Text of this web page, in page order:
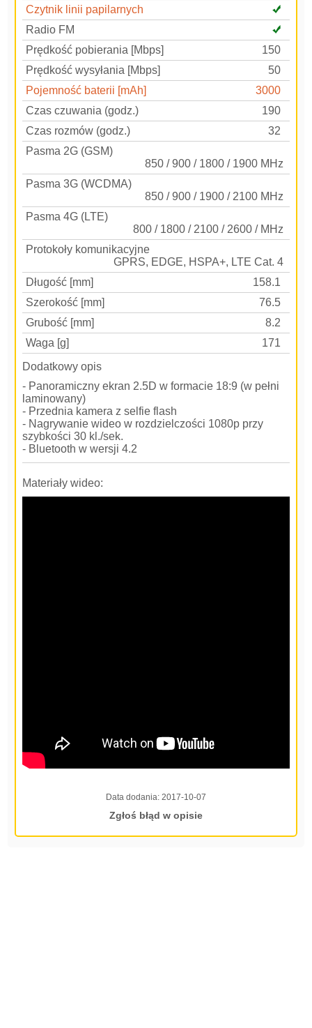
Czytnik linii papilarnych
Radio FM
Prędkość pobierania [Mbps]
150
Prędkość wysyłania [Mbps]
50
Pojemność baterii [mAh]
3000
Czas czuwania (godz.)
190
Czas rozmów (godz.)
32
Pasma 2G (GSM)
850 / 900 / 1800 / 1900 MHz
Pasma 3G (WCDMA)
850 / 900 / 1900 / 2100 MHz
Pasma 4G (LTE)
800 / 1800 / 2100 / 2600 / MHz
Protokoły komunikacyjne
GPRS, EDGE, HSPA+, LTE Cat. 4
Długość [mm]
158.1
Szerokość [mm]
76.5
Grubość [mm]
8.2
Waga [g]
171
Dodatkowy opis
- Panoramiczny ekran 2.5D w formacie 18:9 (w pełni
laminowany)
- Przednia kamera z selfie flash
- Nagrywanie wideo w rozdzielczości 1080p przy
szybkości 30 kl./sek.
- Bluetooth w wersji 4.2
Materiały wideo:
Data dodania: 2017-10-07
Zgłoś błąd w opisie